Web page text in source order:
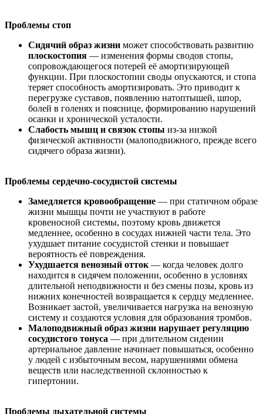
Проблемы стоп
Сидячий образ жизни может способствовать развитию
плоскостопия — изменения формы сводов стопы,
сопровождающегося потерей её амортизирующей
функции. При плоскостопии своды опускаются, и стопа
теряет способность амортизировать. Это приводит к
перегрузке суставов, появлению натоптышей, шпор,
болей в голенях и пояснице, формированию нарушений
осанки и хронической усталости.
Слабость мышц и связок стопы из-за низкой
физической активности (малоподвижного, прежде всего
сидячего образа жизни).
Проблемы сердечно-сосудистой системы
Замедляется кровообращение — при статичном образе
жизни мышцы почти не участвуют в работе
кровеносной системы, поэтому кровь движется
медленнее, особенно в сосудах нижней части тела. Это
ухудшает питание сосудистой стенки и повышает
вероятность её повреждения.
Ухудшается венозный отток — когда человек долго
находится в сидячем положении, особенно в условиях
длительной неподвижности и без смены позы, кровь из
нижних конечностей возвращается к сердцу медленнее.
Возникает застой, увеличивается нагрузка на венозную
систему и создаются условия для образования тромбов.
Малоподвижный образ жизни нарушает регуляцию
сосудистого тонуса — при длительном сидении
артериальное давление начинает повышаться, особенно
у людей с избыточным весом, нарушениями обмена
веществ или наследственной склонностью к
гипертонии.
Проблемы дыхательной системы